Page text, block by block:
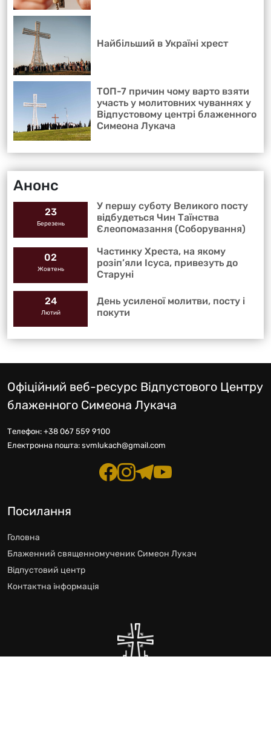
Найбільший в Україні хрест
ТОП-7 причин чому варто взяти
участь у молитовних чуваннях у
Відпустовому центрі блаженного
Симеона Лукача
Анонс
23
Березень
У першу суботу Великого посту
відбудеться Чин Таїнства
Єлеопомазання (Соборування)
02
Жовтень
Частинку Хреста, на якому
розіп’яли Ісуса, привезуть до
Старуні
24
Лютий
День усиленої молитви, посту і
покути
Офіційний веб-ресурс Відпустового Центру
блаженного Симеона Лукача
Телефон: +38 067 559 9100
Електронна пошта: svmlukach@gmail.com
Посилання
Головна
Блаженний священномученик Симеон Лукач
Відпустовий центр
Контактна інформація